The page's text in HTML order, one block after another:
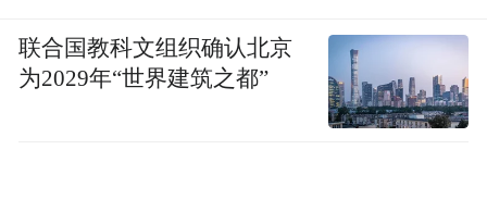
联合国教科文组织确认北京
为2029年“世界建筑之都”